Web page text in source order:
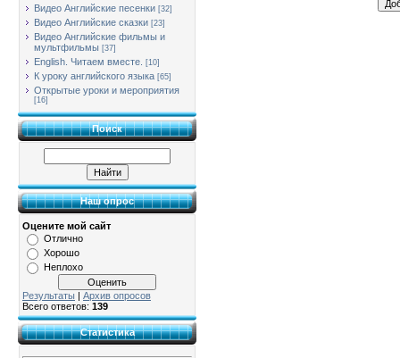
Видео Английские песенки [32]
Видео Английские сказки [23]
Видео Английские фильмы и
мультфильмы [37]
English. Читаем вместе. [10]
К уроку английского языка [65]
Открытые уроки и мероприятия
[16]
Поиск
Наш опрос
Оцените мой сайт
Отлично
Хорошо
Неплохо
Результаты | Архив опросов
Всего ответов: 139
Статистика